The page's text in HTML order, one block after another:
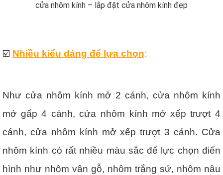
cửa nhôm kính – lắp đặt cửa nhôm kính đẹp
☑️ Nhiều kiểu dáng để lựa chọn:
Như cửa nhôm kính mở 2 cánh, cửa nhôm kính
mở gấp 4 cánh, cửa nhôm kính mở xếp trượt 4
cánh, cửa nhôm kính mở xếp trượt 3 cánh. Cửa
nhôm kính có rất nhiều màu sắc để lực chọn điển
hình như nhôm vân gỗ, nhôm trắng sứ, nhôm nâu